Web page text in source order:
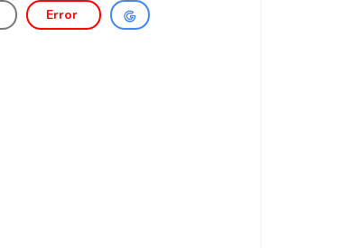
Error